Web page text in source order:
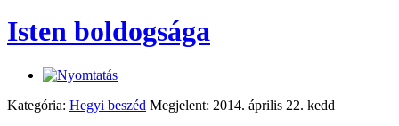
Isten boldogsága
Kategória: Hegyi beszéd Megjelent: 2014. április 22. kedd